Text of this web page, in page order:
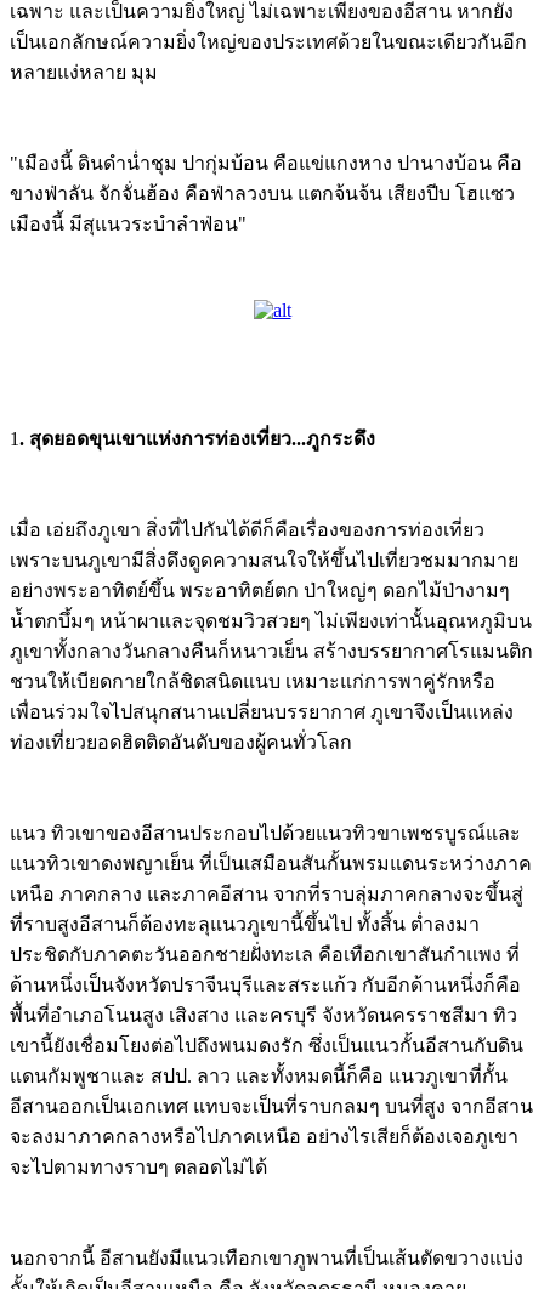
เฉพาะ และเป็นความยิ่งใหญ่ ไม่เฉพาะเพียงของอีสาน หากยัง
เป็นเอกลักษณ์ความยิ่งใหญ่ของประเทศด้วยในขณะเดียวกันอีก
หลายแง่หลาย มุม
"เมืองนี้ ดินดำน่ำชุม ปากุ่มบ้อน คือแข่แกงหาง ปานางบ้อน คือ
ขางฟ่าลัน จักจั่นฮ้อง คือฟ่าลวงบน แตกจ้นจ้น เสียงปีบ โฮแซว
เมืองนี้ มีสุแนวระบำลำฟ่อน"
1. สุดยอดขุนเขาแห่งการท่องเที่ยว...ภูกระดึง
เมื่อ เอ่ยถึงภูเขา สิ่งที่ไปกันได้ดีก็คือเรื่องของการท่องเที่ยว
เพราะบนภูเขามีสิ่งดึงดูดความสนใจให้ขึ้นไปเที่ยวชมมากมาย
อย่างพระอาทิตย์ขึ้น พระอาทิตย์ตก ป่าใหญ่ๆ ดอกไม้ป่างามๆ
น้ำตกบึ้มๆ หน้าผาและจุดชมวิวสวยๆ ไม่เพียงเท่านั้นอุณหภูมิบน
ภูเขาทั้งกลางวันกลางคืนก็หนาวเย็น สร้างบรรยากาศโรแมนติก
ชวนให้เบียดกายใกล้ชิดสนิดแนบ เหมาะแก่การพาคู่รักหรือ
เพื่อนร่วมใจไปสนุกสนานเปลี่ยนบรรยากาศ ภูเขาจึงเป็นแหล่ง
ท่องเที่ยวยอดฮิตติดอันดับของผู้คนทั่วโลก
แนว ทิวเขาของอีสานประกอบไปด้วยแนวทิวขาเพชรบูรณ์และ
แนวทิวเขาดงพญาเย็น ที่เป็นเสมือนสันกั้นพรมแดนระหว่างภาค
เหนือ ภาคกลาง และภาคอีสาน จากที่ราบลุ่มภาคกลางจะขึ้นสู่
ที่ราบสูงอีสานก็ต้องทะลุแนวภูเขานี้ขึ้นไป ทั้งสิ้น ต่ำลงมา
ประชิดกับภาคตะวันออกชายฝั่งทะเล คือเทือกเขาสันกำแพง ที่
ด้านหนึ่งเป็นจังหวัดปราจีนบุรีและสระแก้ว กับอีกด้านหนึ่งก็คือ
พื้นที่อำเภอโนนสูง เสิงสาง และครบุรี จังหวัดนครราชสีมา ทิว
เขานี้ยังเชื่อมโยงต่อไปถึงพนมดงรัก ซึ่งเป็นแนวกั้นอีสานกับดิน
แดนกัมพูชาและ สปป. ลาว และทั้งหมดนี้ก็คือ แนวภูเขาที่กั้น
อีสานออกเป็นเอกเทศ แทบจะเป็นที่ราบกลมๆ บนที่สูง จากอีสาน
จะลงมาภาคกลางหรือไปภาคเหนือ อย่างไรเสียก็ต้องเจอภูเขา
จะไปตามทางราบๆ ตลอดไม่ได้
นอกจากนี้ อีสานยังมีแนวเทือกเขาภูพานที่เป็นเส้นตัดขวางแบ่ง